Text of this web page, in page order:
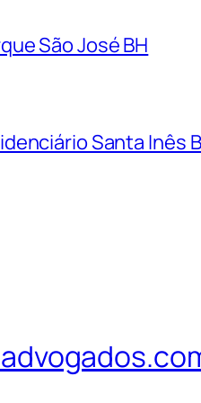
São José BH
Santa Inês